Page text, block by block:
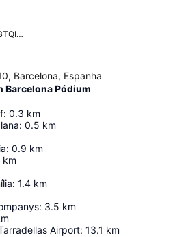
Ideal para a comunidade LGBTQIA+
Barcelona, Espanha
Barcelona Pódium
: 0.3 km
: 0.5 km
: 0.9 km
km
: 1.4 km
: 3.5 km
Airport: 13.1 km